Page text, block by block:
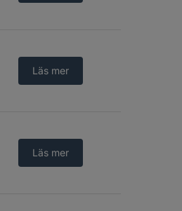
Läs mer
Läs mer